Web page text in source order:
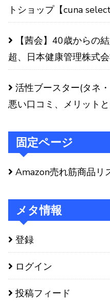
トショップ【cuna
【茜会】40歳からの
超、日本健康管理株式
活性ブースター(タネ
悪い口コミ、メリット
固定ページ
Amazon売れ筋商品リ
メタ情報
登録
ログイン
投稿フィード